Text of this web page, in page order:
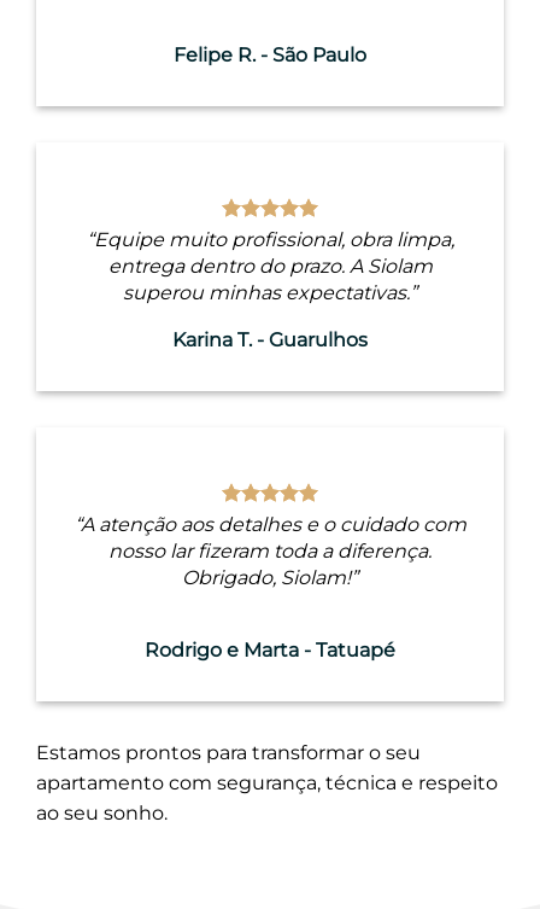
Felipe R. - São Paulo
“Equipe muito profissional, obra limpa,
entrega dentro do prazo. A Siolam
superou minhas expectativas.”
Karina T. - Guarulhos
“A atenção aos detalhes e o cuidado com
nosso lar fizeram toda a diferença.
Obrigado, Siolam!”
Rodrigo e Marta - Tatuapé
Estamos prontos para transformar o seu
apartamento com segurança, técnica e respeito
ao seu sonho.